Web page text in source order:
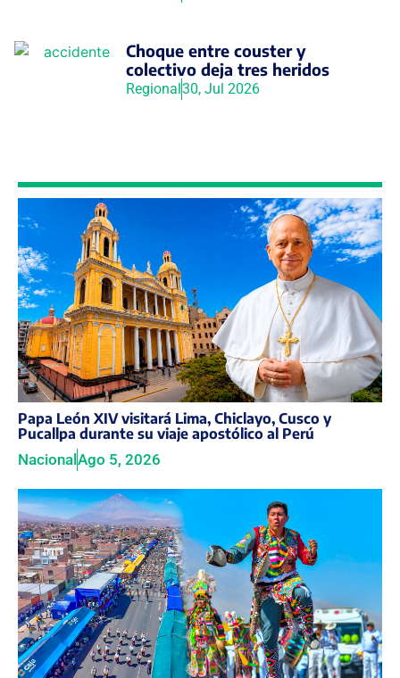
Choque entre couster y
colectivo deja tres heridos
Regional30, Jul 2026
Papa León XIV visitará Lima, Chiclayo, Cusco y
Pucallpa durante su viaje apostólico al Perú
Nacional Ago 5, 2026